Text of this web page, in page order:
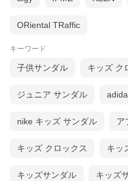
ORiental TRaffic
キーワード
子供サンダル キッズ ク
ジュニア サンダル
nike キッズ サンダル ア
キッズ クロックス キッ
キッズサンダル キッズ